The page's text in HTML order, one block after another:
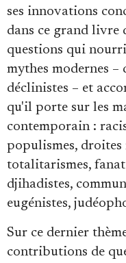
ses innovations
dans ce grand livre
questions qui
mythes modernes –
déclinistes – et
qu'il porte sur les
contemporain :
populismes, droites
totalitarismes,
djihadistes,
eugénistes,
Sur ce dernier
contributions de